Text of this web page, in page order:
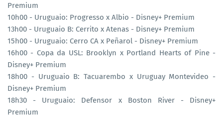
Premium
10h00 - Uruguaio: Progresso x Albio - Disney+ Premium
13h00 - Uruguaio B: Cerrito x Atenas - Disney+ Premium
15h00 - Uruguaio: Cerro CA x Peñarol - Disney+ Premium
16h00 - Copa da USL: Brooklyn x Portland Hearts of Pine -
Disney+ Premium
18h00 - Uruguaio B: Tacuarembo x Uruguay Montevideo -
Disney+ Premium
18h30 - Uruguaio: Defensor x Boston River - Disney+
Premium